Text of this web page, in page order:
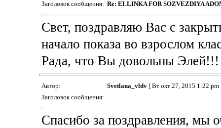
Заголовок сообщения: Re: ELLINKA FOR SOZVEZDIYA
Свет, поздравляю Вас с
начало показа во взрослом
Рада, что Вы довольны Элей!!!
Автор: Svetlana_vldv[ Вт окт 27, 2015 1:22 pm
Заголовок сообщения:
Спасибо за поздравления, мы